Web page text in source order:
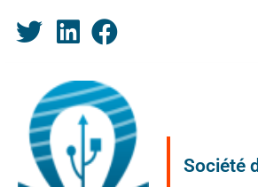
Société